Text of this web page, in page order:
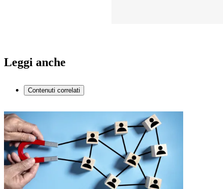
Leggi anche
Contenuti correlati